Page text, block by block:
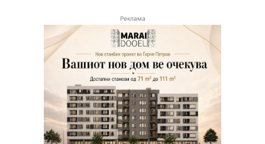
Реклама